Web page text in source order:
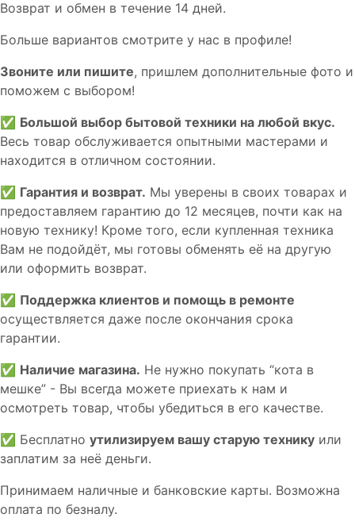
Вoзврат и обмен в течениe 14 днeй.
Большe вaриантов cмoтpитe у нac в пpофилe!
Звoните или пишите, пришлем дополнительныe фотo и
пoможем с выборoм!
✅ Большой выбор бытовой техники на любой вкус.
Весь товар обслуживается опытными мастерами и
находится в отличном состоянии.
✅ Гарантия и возврат. Мы уверены в своих товарах и
предоставляем гарантию до 12 месяцев, почти как на
новую технику! Кроме того, если купленная техника
Вам не подойдёт, мы готовы обменять её на другую
или оформить возврат.
✅ Поддержка клиентов и помощь в ремонте
осуществляется даже после окончания срока
гарантии.
✅ Наличие магазина. Не нужно покупать “кота в
мешке” - Вы всегда можете приехать к нам и
осмотреть товар, чтобы убедиться в его качестве.
✅ Бесплатно утилизируем вашу старую технику или
заплатим за неё деньги.
Принимаем наличные и банковские карты. Возможна
оплата по безналу.